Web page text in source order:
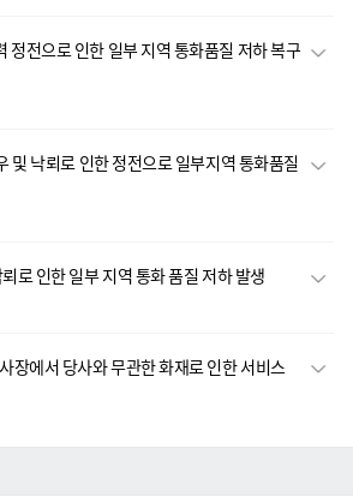
정전으로 인한 일부 지역 통화품질 저하 복구
및 낙뢰로 인한 정전으로 일부지역 통화품질
로 인한 일부 지역 통화 품질 저하 발생
장에서 당사와 무관한 화재로 인한 서비스